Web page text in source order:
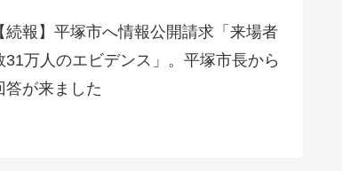
【続報】平塚市へ情報公開請求「来場者
31万人のエビデンス」。平塚市長から
答が来ました